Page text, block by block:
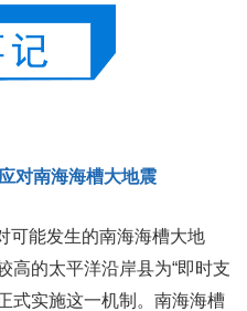
对南海海槽大地震
可能发生的南海海槽大地
高的太平洋沿岸县为“即时支
式实施这一机制。南海海槽